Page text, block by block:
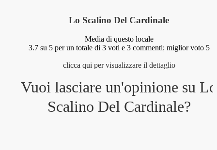
Lo Scalino Del Cardinale
Media di questo locale
3.7su 5 per un totale di 3voti e 3commenti; miglior voto 5
clicca qui per visualizzare il dettaglio
Vuoi lasciare un'opinione su Lo
Scalino Del Cardinale?